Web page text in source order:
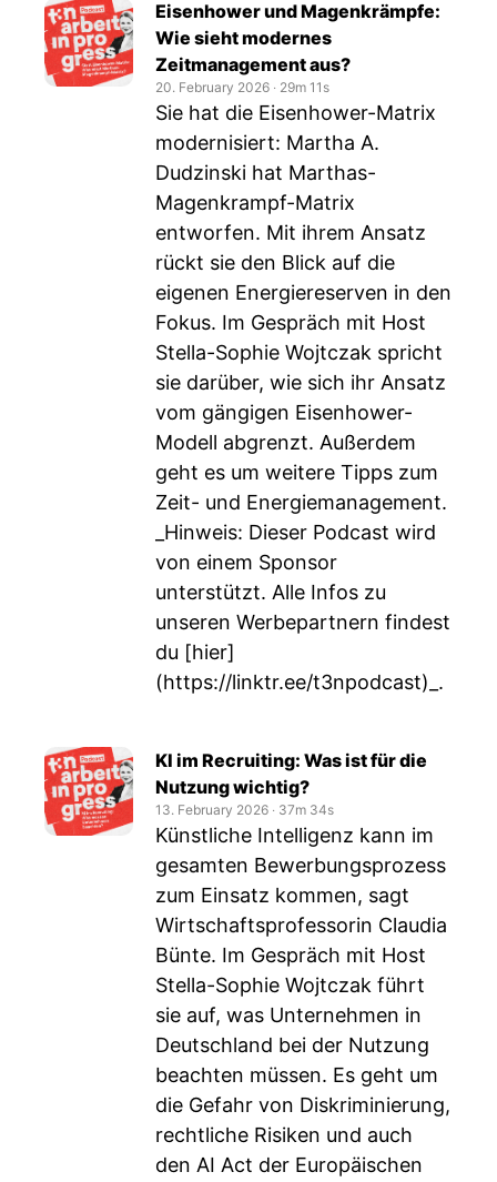
Eisenhower und Magenkrämpfe:
Wie sieht modernes
Zeitmanagement aus?
20. February 2026 ‧ 29m 11s
Sie hat die Eisenhower-Matrix
modernisiert: Martha A.
Dudzinski hat Marthas-
Magenkrampf-Matrix
entworfen. Mit ihrem Ansatz
rückt sie den Blick auf die
eigenen Energiereserven in den
Fokus. Im Gespräch mit Host
Stella-Sophie Wojtczak spricht
sie darüber, wie sich ihr Ansatz
vom gängigen Eisenhower-
Modell abgrenzt. Außerdem
geht es um weitere Tipps zum
Zeit- und Energiemanagement.
_Hinweis: Dieser Podcast wird
von einem Sponsor
unterstützt. Alle Infos zu
unseren Werbepartnern findest
du [hier]
(https://linktr.ee/t3npodcast)_ .
KI im Recruiting: Was ist für die
Nutzung wichtig?
13. February 2026 ‧ 37m 34s
Künstliche Intelligenz kann im
gesamten Bewerbungsprozess
zum Einsatz kommen, sagt
Wirtschaftsprofessorin Claudia
Bünte. Im Gespräch mit Host
Stella-Sophie Wojtczak führt
sie auf, was Unternehmen in
Deutschland bei der Nutzung
beachten müssen. Es geht um
die Gefahr von Diskriminierung,
rechtliche Risiken und auch
den AI Act der Europäischen